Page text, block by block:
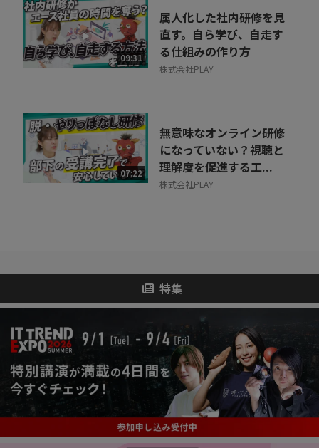
09:31
属人化した社内研修を見
直す。自ら学び、自走す
る仕組みの作り方
株式会社PLAY
07:22
無意味なオンライン研修
になっていない？視聴と
理解度を促進する工...
株式会社PLAY
特集